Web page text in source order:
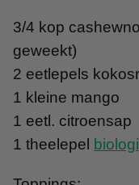
3/4 kop
geweekt)
2 eetlepels
1 kleine mango
1 eetl. citroensap
1 theelepel